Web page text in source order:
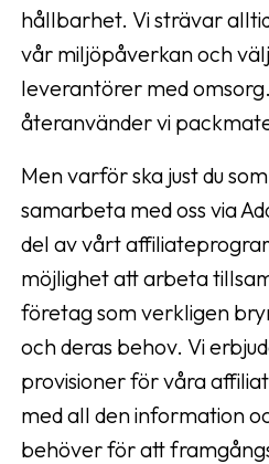
hållbarhet. Vi strävar
vår miljöpåverkan och
leverantörer med
återanvänder vi
Men varför ska just du
samarbeta med oss via
del av vårt
möjlighet att arbeta
företag som verkligen
och deras behov. Vi
provisioner för våra
med all den information
behöver för att